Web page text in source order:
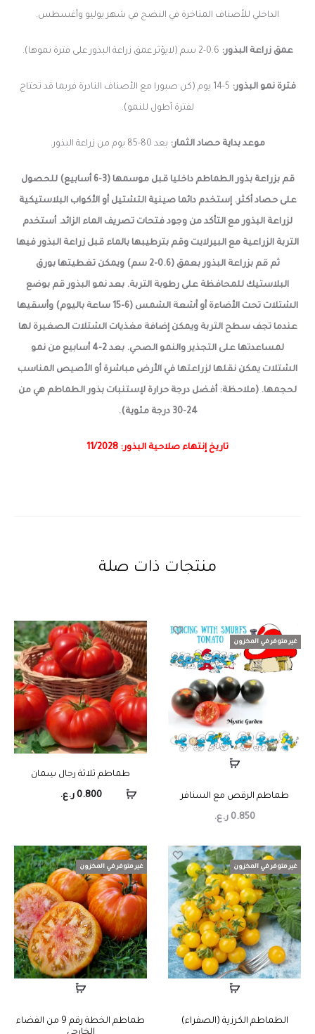
الداخلي للأصناف المتاخرة في النضج في شهر يوليو وأغسطس.
عمق زراعة البذور:
فترة نمو البذور: 5-14 يوم (كن صبورا مع الأصناف النادرة فربما قد تحتاج
لفترة أطول للنمو).
موعد بداية حصاد الثمار: بعد 80-85 يوم من زراعة البذور.
قم بزراعة بذور الطماطم داخليا قبل موسمها (3-6 أسابيع) للحصول
على حصاد أكثر. إستخدم دائما صينية التشتيل أو الأكواب البلاستيكية
لزراعة البذور مع التأكد من وجود فتحات تصريف الماء الزائد. أستخدم
التربة الزراعية مع البيرلايت وقم بترطيبها بالماء قبل زراعة البذور فيها
ثم قم بزراعة البذور بعمق (0.6-2 سم) ويمكن تغطيتها بورق
البلاستيك للمحافظة على رطوبة التربة. بعد نمو البذور قم بوضع
الشتلات تحت الأضاءة أو أشعة الشمس (6-15 ساعة باليوم) وأسقيها
عندما تجف سطح التربة ويمكن إضافة مغذيات الشتلات الصغيرة لها
لمساعدتها على التجذير والنمو الصحي. بعد 2-4 أسابيع من نمو
الشتلات يمكن نقلها لزراعتها في الأرض مباشرة أو الأصيص المناسب
لحجمها. (ملاحظة: أفضل درجة حرارة لإستنبات بذور الطماطم هي من
24-30 درجة مئوية).
تاريخ إنتهاء صلاحية البذور: 11/2028
منتجات ذات صلة
غير متوفر في المخزون
طماطم الرقص مع السنافر
0.850 ر.ع.
طماطم ثلاثة رجال سِمان
0.800 ر.ع.
غير متوفر في المخزون
الطماطم الكرزية (الصفراء)
غير متوفر في المخزون
طماطم الخطة رقم 9 من الفضاء